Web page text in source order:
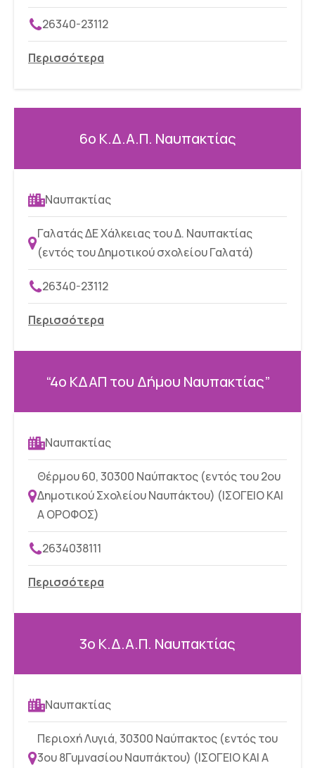
26340-23112
Περισσότερα
6ο Κ.Δ.Α.Π. Ναυπακτίας
Ναυπακτίας
Γαλατάς ΔΕ Χάλκειας του Δ. Ναυπακτίας
(εντός του Δημοτικού σχολείου Γαλατά)
26340-23112
Περισσότερα
“4ο ΚΔΑΠ του Δήμου Ναυπακτίας”
Ναυπακτίας
Θέρμου 60, 30300 Ναύπακτος (εντός του 2ου
Δημοτικού Σχολείου Ναυπάκτου) (ΙΣΟΓΕΙΟ ΚΑΙ
Α ΟΡΟΦΟΣ)
2634038111
Περισσότερα
3ο Κ.Δ.Α.Π. Ναυπακτίας
Ναυπακτίας
Περιοχή Λυγιά, 30300 Ναύπακτος (εντός του
3ου 8Γυμνασίου Ναυπάκτου) (ΙΣΟΓΕΙΟ ΚΑΙ Α